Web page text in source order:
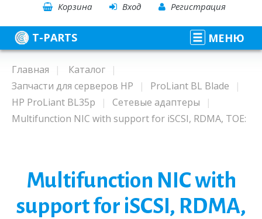
Корзина Вход Регистрация
T-PARTS МЕНЮ
Главная
Каталог
Запчасти для серверов HP
ProLiant BL Blade
HP ProLiant BL35p
Сетевые адаптеры
Multifunction NIC with support for iSCSI, RDMA, TOE:
Multifunction NIC with
support for iSCSI, RDMA,